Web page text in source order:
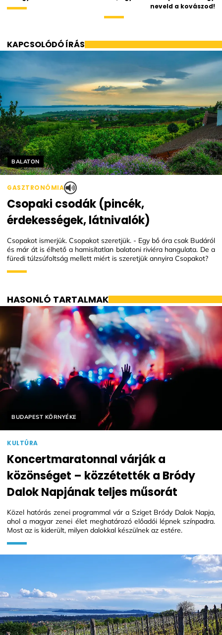
neveld a kovászod!
KAPCSOLÓDÓ ÍRÁS
Helyszín címkék:
BALATON
GASZTRONÓMIA
Csopaki csodák (pincék,
érdekességek, látnivalók)
Csopakot ismerjük. Csopakot szeretjük. - Egy bő óra csak Budáról
és már át is élhető a hamisítatlan balatoni riviéra hangulata. De a
füredi túlzsúfoltság mellett miért is szeretjük annyira Csopakot?
HASONLÓ TARTALMAK
Helyszín címkék:
BUDAPEST KÖRNYÉKE
KULTÚRA
Koncertmaratonnal várják a
közönséget – közzétették a Bródy
Dalok Napjának teljes műsorát
Közel hatórás zenei programmal vár a Sziget Bródy Dalok Napja,
ahol a magyar zenei élet meghatározó előadói lépnek színpadra.
Most az is kiderült, milyen dalokkal készülnek az estére.